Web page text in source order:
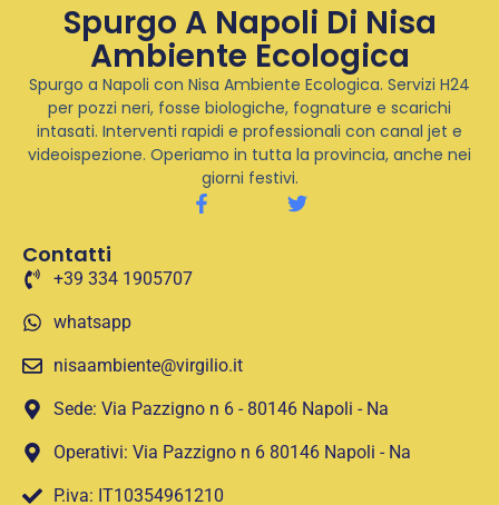
Spurgo A Napoli Di Nisa
Ambiente Ecologica
Spurgo a Napoli con Nisa Ambiente Ecologica. Servizi H24
per pozzi neri, fosse biologiche, fognature e scarichi
intasati. Interventi rapidi e professionali con canal jet e
videoispezione. Operiamo in tutta la provincia, anche nei
giorni festivi.
Contatti
+39 334 1905707
whatsapp
nisaambiente@virgilio.it
Sede: Via Pazzigno n 6 - 80146 Napoli - Na
Operativi: Via Pazzigno n 6 80146 Napoli - Na
P.iva: IT10354961210